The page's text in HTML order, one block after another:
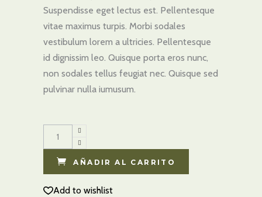
cliente
Suspendisse eget lectus est. Pellentesque
vitae maximus turpis. Morbi sodales
vestibulum lorem a ultricies. Pellentesque
id dignissim leo. Quisque porta eros nunc,
non sodales tellus feugiat nec. Quisque sed
pulvinar nulla iumusum.
Gloves
quantityAÑADIR AL CARRITO
Add to wishlist